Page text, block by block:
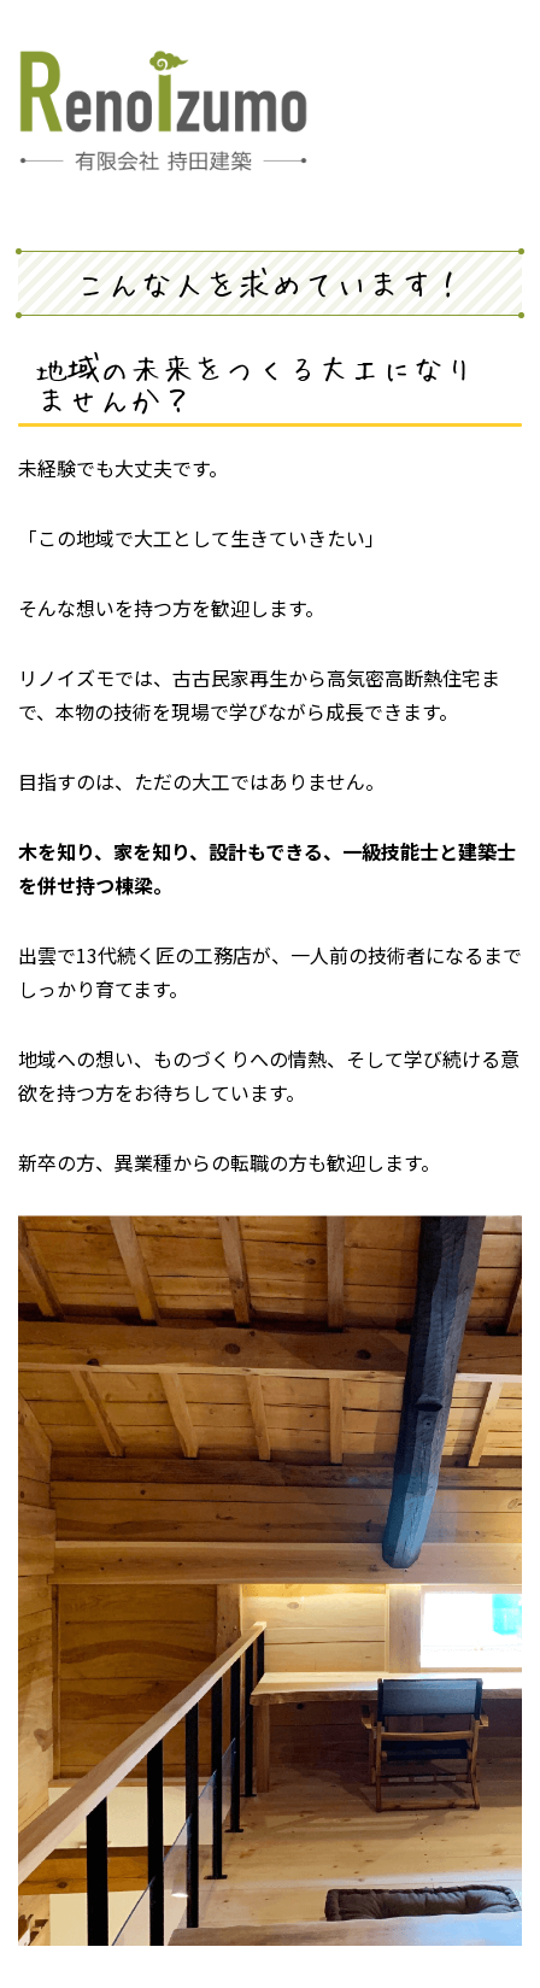
こんな人を求めています！
地域の未来をつくる大工になり
ませんか？
未経験でも大丈夫です。
「この地域で大工として生きていきたい」
そんな想いを持つ方を歓迎します。
リノイズモでは、古古民家再生から高気密高断熱住宅ま
で、本物の技術を現場で学びながら成長できます。
目指すのは、ただの大工ではありません。
木を知り、家を知り、設計もできる、一級技能士と建築士
を併せ持つ棟梁。
出雲で13代続く匠の工務店が、一人前の技術者になるまで
しっかり育てます。
地域への想い、ものづくりへの情熱、そして学び続ける意
欲を持つ方をお待ちしています。
新卒の方、異業種からの転職の方も歓迎します。